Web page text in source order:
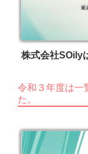
株式会社SOily
令和３年度は一
た。